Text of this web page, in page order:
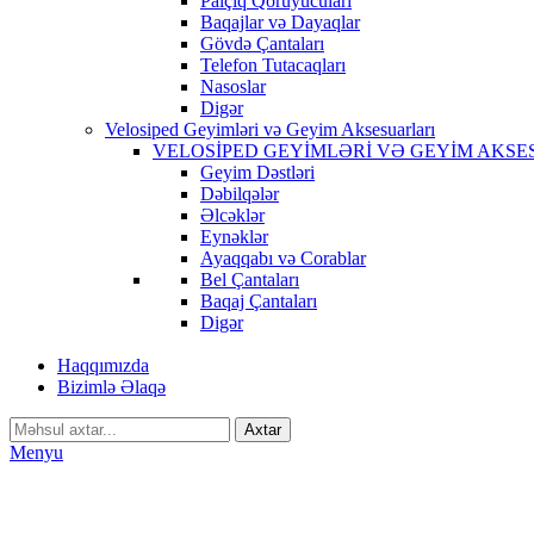
Baqajlar və Dayaqlar
Gövdə Çantaları
Telefon Tutacaqları
Nasoslar
Digər
Velosiped Geyimləri və Geyim Aksesuarları
VELOSİPED GEYİMLƏRİ VƏ GEYİM
Geyim Dəstləri
Dəbilqələr
Əlcəklər
Eynəklər
Ayaqqabı və Corablar
Bel Çantaları
Baqaj Çantaları
Digər
Haqqımızda
Bizimlə Əlaqə
Axtar
Menyu